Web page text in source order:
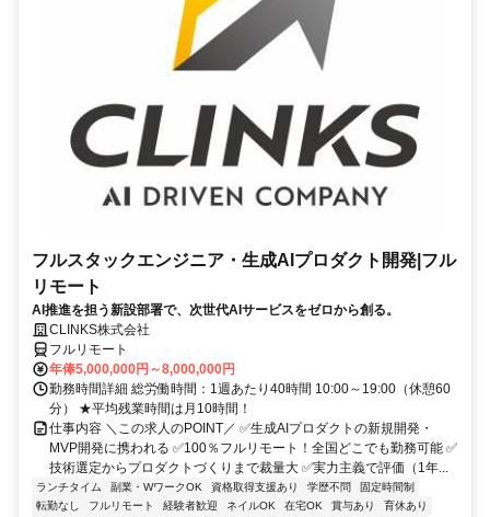
フルスタックエンジニア・生成AIプロダクト開発|フル
リモート
AI推進を担う新設部署で、次世代AIサービスをゼロから創る。
CLINKS株式会社
フルリモート
年俸5,000,000円～8,000,000円
勤務時間詳細 総労働時間：1週あたり40時間 10:00～19:00（休憩60
分） ★平均残業時間は月10時間！
仕事内容 ＼この求人のPOINT／ ✅生成AIプロダクトの新規開発・
MVP開発に携われる ✅100％フルリモート！全国どこでも勤務可能 ✅
技術選定からプロダクトづくりまで裁量大 ✅実力主義で評価（1年...
ランチタイム 副業・WワークOK 資格取得支援あり 学歴不問
固定時間制
転勤なし
フルリモート 経験者歓迎 ネイルOK 在宅OK 賞与あり
育休あり